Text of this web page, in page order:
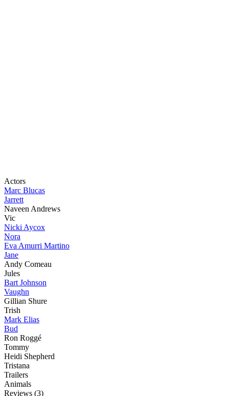
Actors
Marc Blucas
Jarrett
Naveen Andrews
Vic
Nicki Aycox
Nora
Eva Amurri Martino
Jane
Andy Comeau
Jules
Bart Johnson
Vaughn
Gillian Shure
Trish
Mark Elias
Bud
Ron Roggé
Tommy
Heidi Shepherd
Tristana
Trailers
Animals
Reviews (3)